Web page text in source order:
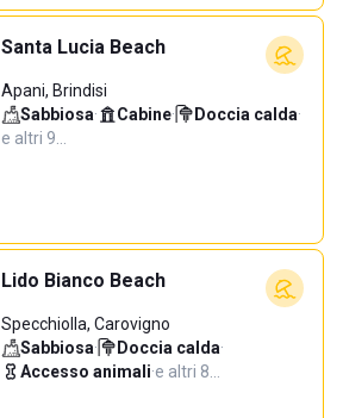
Santa Lucia Beach
Apani, Brindisi
Sabbiosa· Cabine· Doccia calda·
e altri 9…
Lido Bianco Beach
Specchiolla, Carovigno
Sabbiosa· Doccia calda·
Accesso animali·e altri 8…